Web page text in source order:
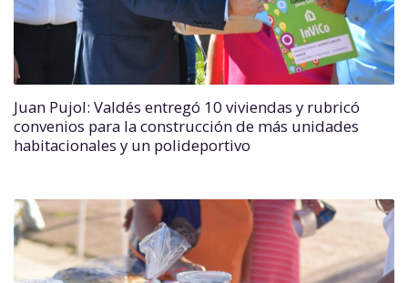
Juan Pujol: Valdés entregó 10 viviendas y rubricó
convenios para la construcción de más unidades
habitacionales y un polideportivo